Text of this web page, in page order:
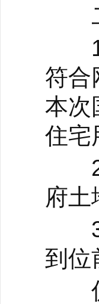
二
1
符合
本次
住宅
2
府
3
到位
伪